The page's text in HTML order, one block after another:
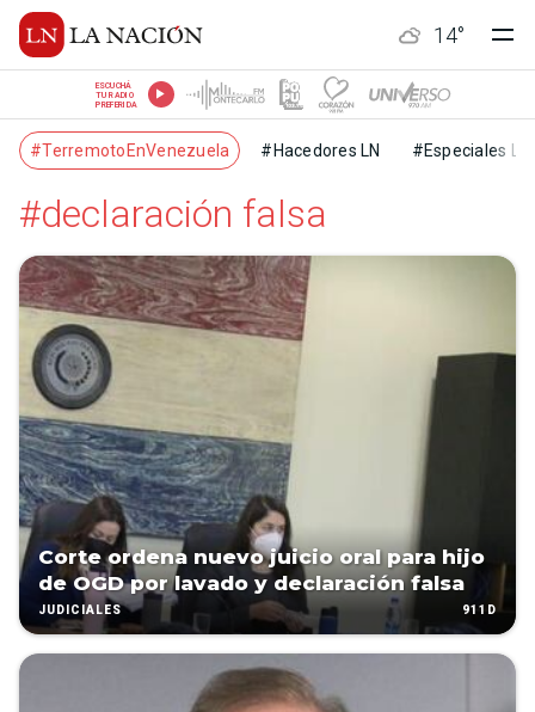
14°
ESCUCHÁ
TU RADIO
PREFERIDA
#TerremotoEnVenezuela #Hacedores LN #Especiales LN
#declaración falsa
Corte ordena nuevo juicio oral para hijo
de OGD por lavado y declaración falsa
JUDICIALES 911D